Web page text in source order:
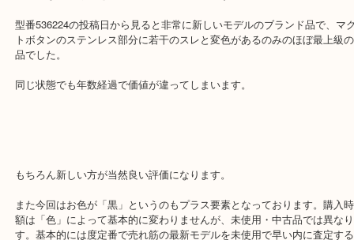
大分,別府,由布,日出,杵築,国東,豊後高田,宇佐,由布,玖珠,日田,臼杵,
豊後大野,竹田他でお買取りに特化した買取専門店として買取満足度
て日々奮闘中の「大吉 大分店」です！
「売るなら高く」をモットーに土日祝日休まず毎日営業中！
同じ状態でも年数経過で価値が違ってしまいます。